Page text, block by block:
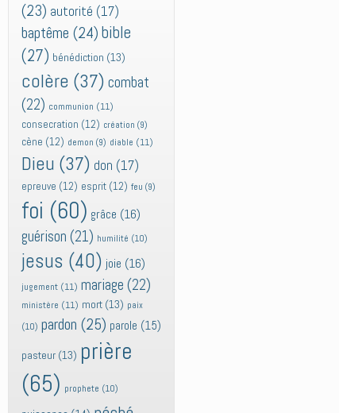
(23) autorité (17)
baptême (24) bible
(27) bénédiction (13)
colère (37) combat
(22) communion (11)
consecration (12) création (9)
cène (12) demon (9) diable (11)
Dieu (37) don (17)
epreuve (12) esprit (12) feu (9)
foi (60) grâce (16)
guérison (21) humilité (10)
jesus (40) joie (16)
jugement (11) mariage (22)
ministère (11) mort (13) paix
(10) pardon (25) parole (15)
pasteur (13) prière
(65) prophete (10)